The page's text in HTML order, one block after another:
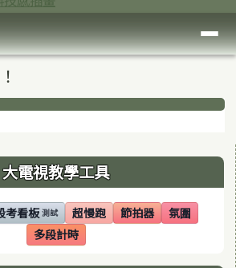
大電視教學工具
)
考看板 測試
開視窗) 超慢跑
(另開視窗)節拍器
(另開視窗)氛圍
(另開視窗)
多段計時
(另開視窗)